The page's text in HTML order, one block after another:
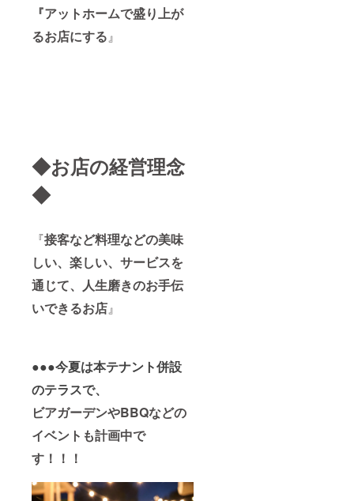
『アットホームで盛り上が
るお店にする』
◆お店の経営理念
◆
『接客など料理などの美味
しい、楽しい、サービスを
通じて、人生磨きのお手伝
いできるお店』
●●●今夏は本テナント併設
のテラスで、
ビアガーデンやBBQなどの
イベントも計画中で
す！！！